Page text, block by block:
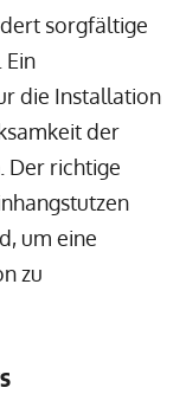
sorgfältige
Ein
die Installation
der
Der richtige
um eine
zu